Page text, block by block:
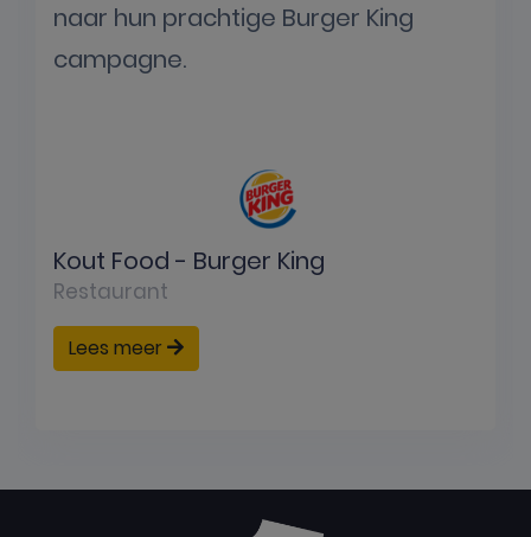
naar hun prachtige Burger King
campagne.
Kout Food - Burger King
Restaurant
Lees meer